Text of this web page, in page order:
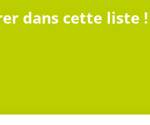
dans cette liste !